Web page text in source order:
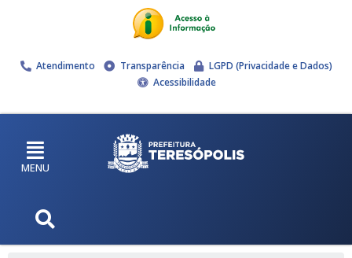
Atendimento Transparência
LGPD (Privacidade e Dados)
Acessibilidade
MENU